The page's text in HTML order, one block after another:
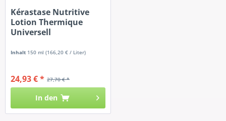
Kérastase Nutritive
Lotion Thermique
Universell
Inhalt 150 ml(166,20 € / Liter)
27,70 € *
24,93 € *
In den